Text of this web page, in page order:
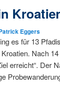
Eggers
es für 13
Nach
erreicht“. Der